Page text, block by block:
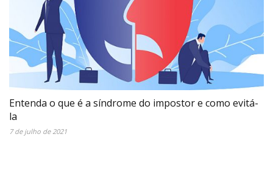
Entenda o que é a síndrome do impostor e como evitá-
la
7 de julho de 2021